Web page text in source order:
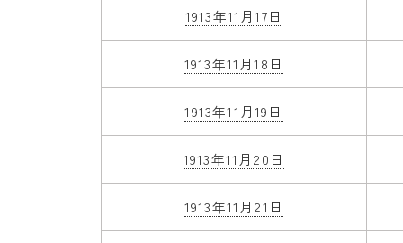
1913年11月17日
1913年11月18日
1913年11月19日
1913年11月20日
1913年11月21日